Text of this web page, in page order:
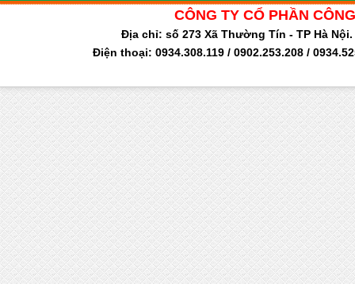
CÔNG TY CỔ PHẦN
Địa chỉ: số 273 Xã Thường Tín - TP Hà
Điện thoại: 0934.308.119 / 0902.253.208 /